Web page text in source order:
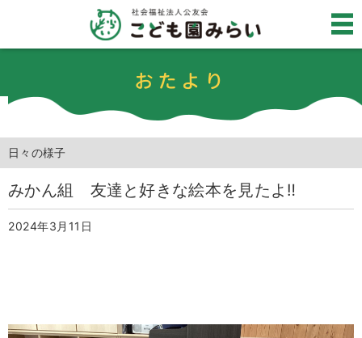
おたより
日々の様子
みかん組 友達と好きな絵本を見たよ‼︎
2024年3月11日